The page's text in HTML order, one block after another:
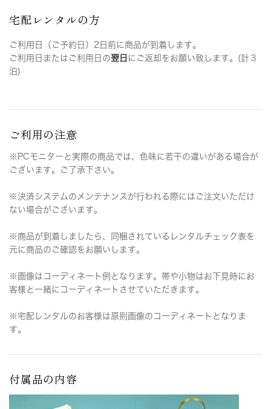
宅配レンタルの方
ご利用日（ご予約日）2日前に商品が到着します。
ご利用日またはご利用日の翌日 にご返却をお願い致します。(計３
泊)
ご利用の注意
※PCモニターと実際の商品では、色味に若干の違いがある場合が
ございます。ご了承下さい。
※決済システムのメンテナンスが行われる際にはご注文いただけ
ない場合がございます。
※商品が到着しましたら、同梱されているレンタルチェック表を
元に商品のご確認をお願いします。
※画像はコーディネート例となります。帯や小物はお下見時にお
客様と一緒にコーディネートさせていただきます。
※宅配レンタルのお客様は原則画像のコーディネートとなりま
す。
付属品の内容